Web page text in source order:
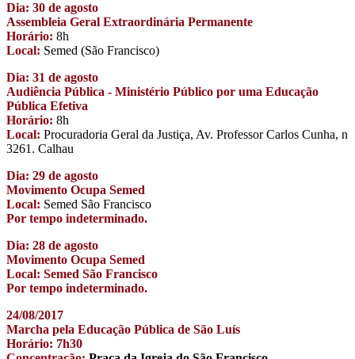
Dia: 30 de agosto
Assembleia Geral Extraordinária Permanente
Horário: 8h
Local: Semed (São Francisco)
Dia: 31 de agosto
Audiência Pública - Ministério Público por uma Educação
Pública Efetiva
Horário: 8h
Local: Procuradoria Geral da Justiça, Av. Professor Carlos Cunha, n
3261. Calhau
Dia: 29 de agosto
Movimento Ocupa Semed
Local: Semed São Francisco
Por tempo indeterminado.
Dia: 28 de agosto
Movimento Ocupa Semed
Local: Semed São Francisco
Por tempo indeterminado.
24/08/2017
Marcha pela Educação Pública de São Luís
Horário: 7h30